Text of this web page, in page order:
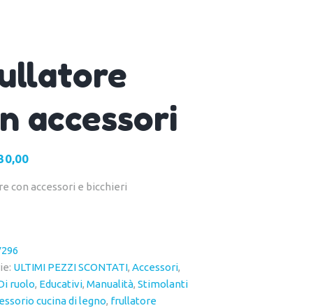
accessori
Il
attuale
con accessori e bicchieri
ULTIMI PEZZI SCONTATI, Accessori,
ruolo, Educativi, Manualità, Stimolanti
cucina di legno, frullatore